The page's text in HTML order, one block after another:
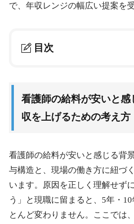
で、年収レンジの幅広い提案を
目次
1-1. 看護師の給料が安く感じる5
1-2. 年収を上げる現実的な4つの
1-4. 条件交渉を代行してもらう
看護師の給料が安いと感
収を上げるための考え方
看護師の給料が安いと感じる背
与構造と、現場の働き方に紐づ
います。原因を正しく理解せず
う」と現職に留まると、5年・
とんど変わりません。ここでは